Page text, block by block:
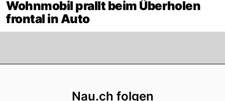
Wohnmobil prallt beim Überholen
frontal in Auto
Nau.ch folgen